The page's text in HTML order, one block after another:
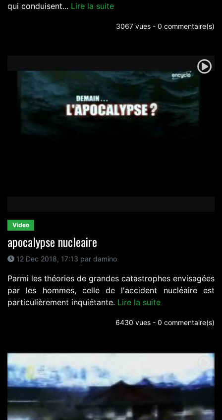
qui conduisent... Lire la suite
3067 vues - 0 commentaire(s)
Video
apocalypse nucleaire
12 Dec 2018, 17:13 par damino
Parmi les théories de grandes catastrophes envisagées
par les hommes, celle de l'accident nucléaire est
particulièrement inquiétante. Lire la suite
6430 vues - 0 commentaire(s)